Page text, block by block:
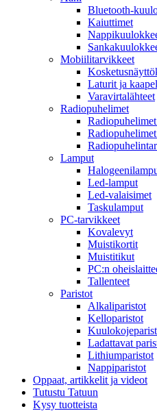
Bluetooth-
Kaiuttimet
Mobiilitarvikkeet
Laturit ja
Varavirtalähteet
Radiopuhelimet
Lamput
Led-lamput
Led-valaisimet
Taskulamput
PC-tarvikkeet
Kovalevyt
Muistikortit
Muistitikut
PC:n
Tallenteet
Paristot
Alkaliparistot
Kelloparistot
Ladattavat
Lithiumparistot
Nappiparistot
Oppaat, artikkelit ja videot
Tutustu Tatuun
Kysy tuotteista